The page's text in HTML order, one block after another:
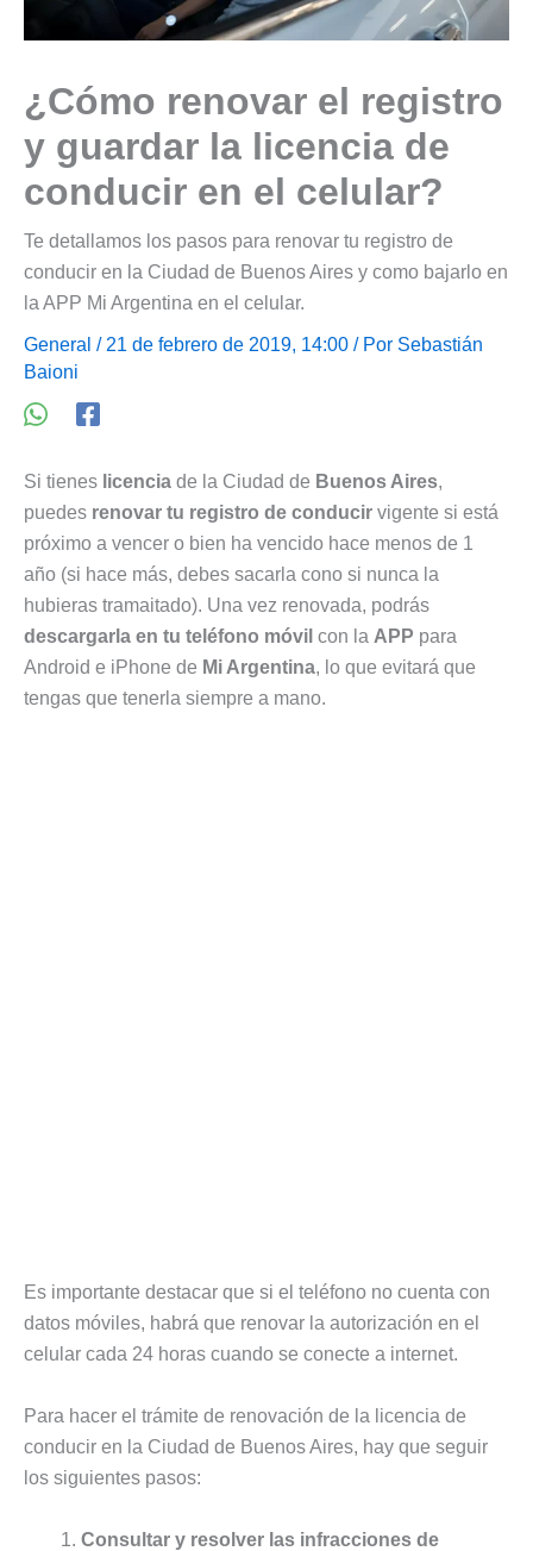
¿Cómo renovar el registro
y guardar la licencia de
conducir en el celular?
Te detallamos los pasos para renovar tu registro de
conducir en la Ciudad de Buenos Aires y como bajarlo en
la APP Mi Argentina en el celular.
General / 21 de febrero de 2019, 14:00 / Por Sebastián
Baioni
Si tienes licencia de la Ciudad de Buenos Aires,
puedes renovar tu registro de conducir vigente si está
próximo a vencer o bien ha vencido hace menos de 1
año (si hace más, debes sacarla cono si nunca la
hubieras tramaitado). Una vez renovada, podrás
descargarla en tu teléfono móvil con la APP para
Android e iPhone de Mi Argentina, lo que evitará que
tengas que tenerla siempre a mano.
Es importante destacar que si el teléfono no cuenta con
datos móviles, habrá que renovar la autorización en el
celular cada 24 horas cuando se conecte a internet.
Para hacer el trámite de renovación de la licencia de
conducir en la Ciudad de Buenos Aires, hay que seguir
los siguientes pasos:
Consultar y resolver las infracciones de